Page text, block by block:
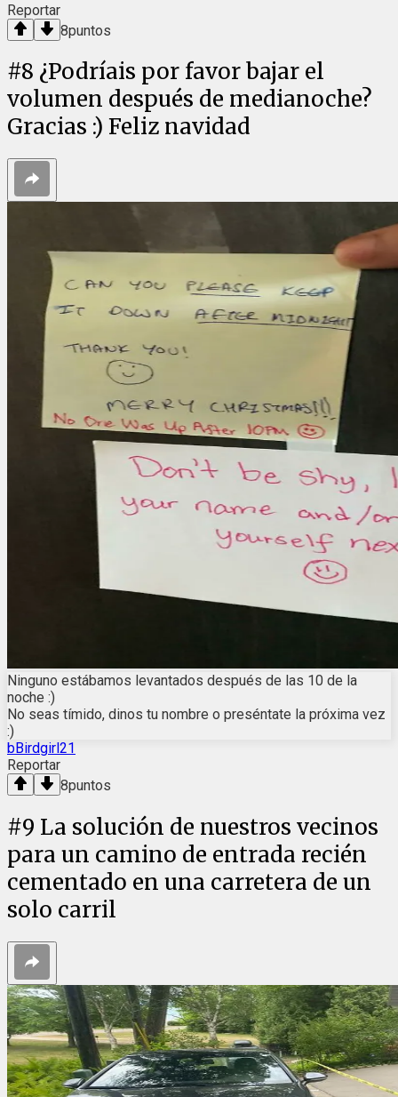
Reportar
8puntos
#8 ¿Podríais por favor bajar el
volumen después de medianoche?
Gracias :) Feliz navidad
Ninguno estábamos levantados después de las 10 de la
noche :)
No seas tímido, dinos tu nombre o preséntate la próxima vez
:)
bBirdgirl21
Reportar
8puntos
#9 La solución de nuestros vecinos
para un camino de entrada recién
cementado en una carretera de un
solo carril